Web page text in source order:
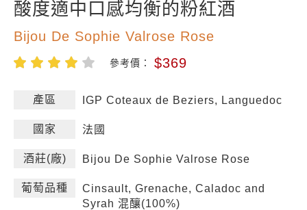
酸度適中口感均衡的粉紅酒
Bijou De Sophie Valrose Rose
參考價： $369
產區 IGP Coteaux de Beziers, Languedoc
國家 法國
酒莊(廠) Bijou De Sophie Valrose Rose
葡萄品種
Cinsault, Grenache, Caladoc and
Syrah 混釀(100%)